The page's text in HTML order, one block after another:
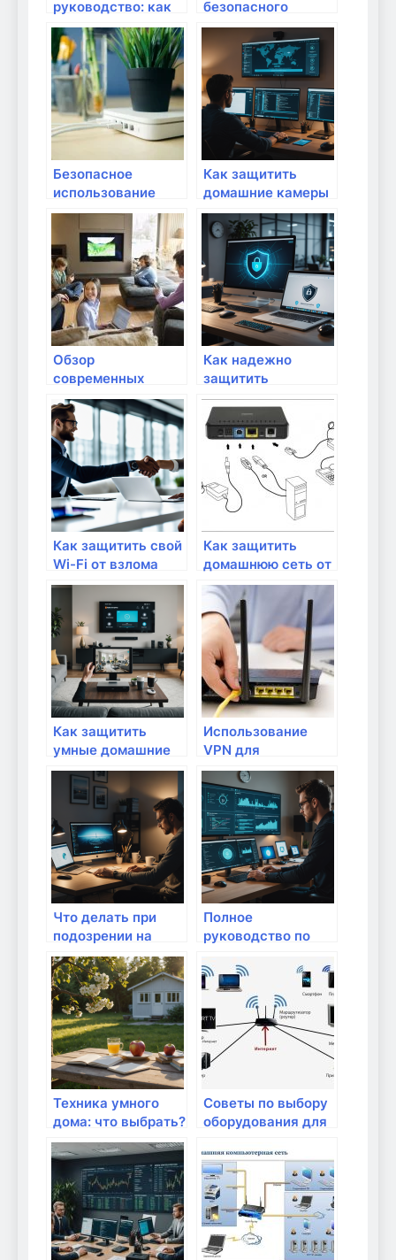
руководство: как
защитить личные
данные при
взаимодействии с
приложениями
умного дома
безопасного
использования IoT
устройств в доме:
защита умного
дома
Безопасное
использование
смарт-устройств и
умного дома
Как защитить
домашние камеры
видеонаблюдения
от взлома:
практические
советы и
рекомендации
Обзор
современных
технологий для
умного дома
Как надежно
защитить
домашние
компьютеры и
смартфоны от
кибератак: полный
гид для
безопасного дома
Как защитить свой
Wi-Fi от взлома
Как защитить
домашнюю сеть от
взлома
Как защитить
умные домашние
устройства от
киберугроз:
практическое
руководство
Использование
VPN для
безопасного
удаленного
доступа к
домашней сети
Что делать при
подозрении на
взлом домашней
сети: пошаговая
инструкция для
безопасного
интернета
Полное
руководство по
безопасного
удаленного
управления
домашней сетью
Техника умного
дома: что выбрать?
Советы по выбору
оборудования для